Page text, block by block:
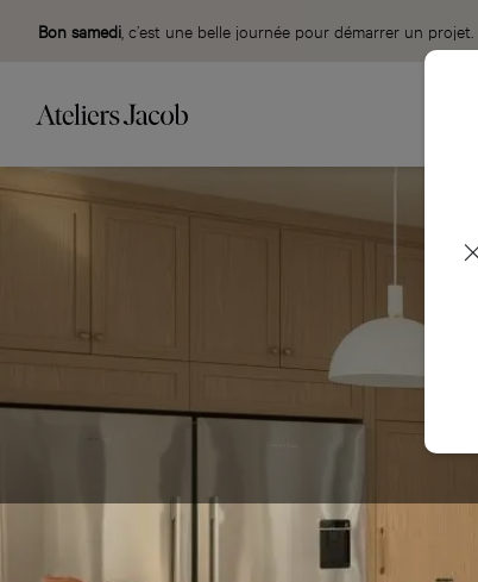
Bon samedi , c’est une belle journée pour démarrer un projet.